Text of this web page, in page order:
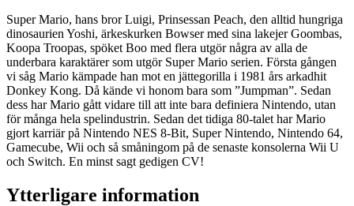
Super Mario, hans bror Luigi, Prinsessan Peach, den alltid hungriga
dinosaurien Yoshi, ärkeskurken Bowser med sina lakejer Goombas,
Koopa Troopas, spöket Boo med flera utgör några av alla de
underbara karaktärer som utgör Super Mario serien. Första gången
vi såg Mario kämpade han mot en jättegorilla i 1981 års arkadhit
Donkey Kong. Då kände vi honom bara som ”Jumpman”. Sedan
dess har Mario gått vidare till att inte bara definiera Nintendo, utan
för många hela spelindustrin. Sedan det tidiga 80-talet har Mario
gjort karriär på Nintendo NES 8-Bit, Super Nintendo, Nintendo 64,
Gamecube, Wii och så småningom på de senaste konsolerna Wii U
och Switch. En minst sagt gedigen CV!
Ytterligare information